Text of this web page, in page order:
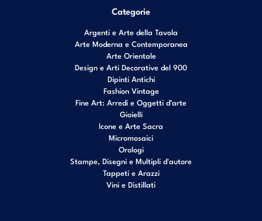
Categorie
Argenti e Arte della Tavola
Arte Moderna e Contemporanea
Arte Orientale
Design e Arti Decorative del 900
Dipinti Antichi
Fashion Vintage
Fine Art: Arredi e Oggetti d’arte
Gioielli
Icone e Arte Sacra
Micromosaici
Orologi
Stampe, Disegni e Multipli d'autore
Tappeti e Arazzi
Vini e Distillati